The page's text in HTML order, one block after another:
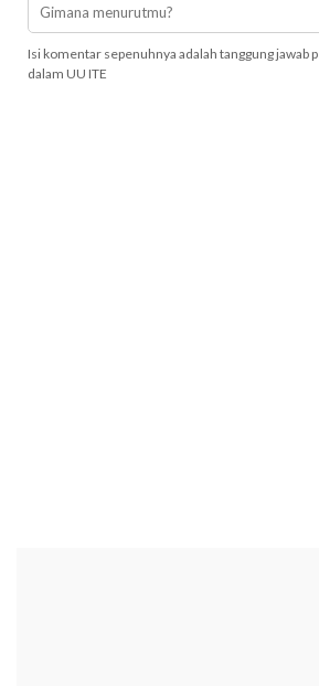
Isi komentar sepenuhnya adalah tanggung jawab
dalam UU ITE